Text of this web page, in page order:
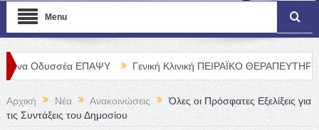
Menu
ΕΠΑΨΥ Γενική Κλινική ΠΕΙΡΑΪΚΟ ΘΕΡΑΠΕΥΤΗΡΙΟ Α. Ε. –
Αρχική Νέα Ανακοινώσεις
Όλες οι Πρόσφατες Εξελίξεις για
τις Συντάξεις του Δημοσίου